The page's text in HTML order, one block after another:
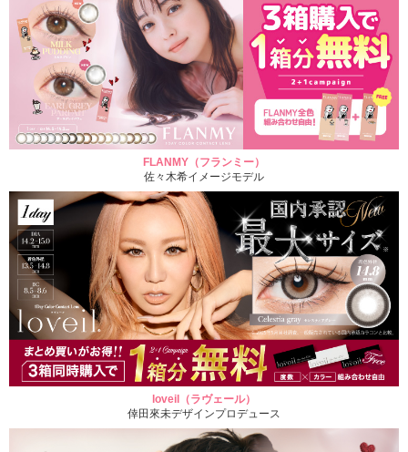
FLANMY（フランミー）
佐々木希イメージモデル
loveil（ラヴェール）
倖田來未デザインプロデュース